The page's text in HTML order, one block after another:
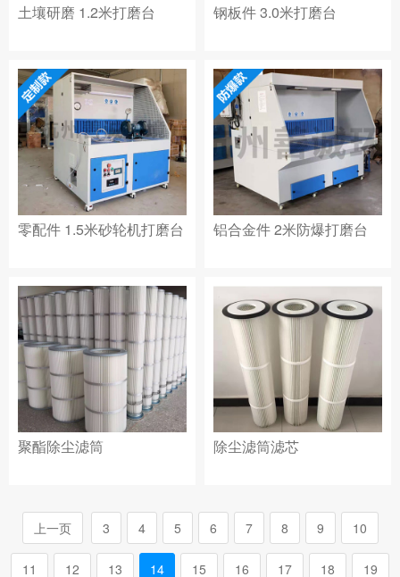
土壤研磨 1.2米打磨台 钢板件 3.0米打磨台
零配件 1.5米砂轮机打磨台 铝合金件 2米防爆打磨台
聚酯除尘滤筒 除尘滤筒滤芯
上一页 3 4 5 6 7 8 9 10
11 12 13 14 15 16 17 18 19